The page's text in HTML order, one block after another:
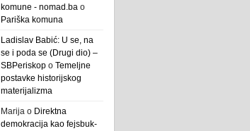
komune - nomad.ba o
Pariška komuna
Ladislav Babić: U se, na
se i poda se (Drugi dio) –
SBPeriskop o Temeljne
postavke historijskog
materijalizma
Marija o Direktna
demokracija kao fejsbuk-